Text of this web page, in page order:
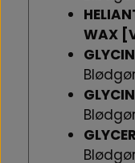
WAX